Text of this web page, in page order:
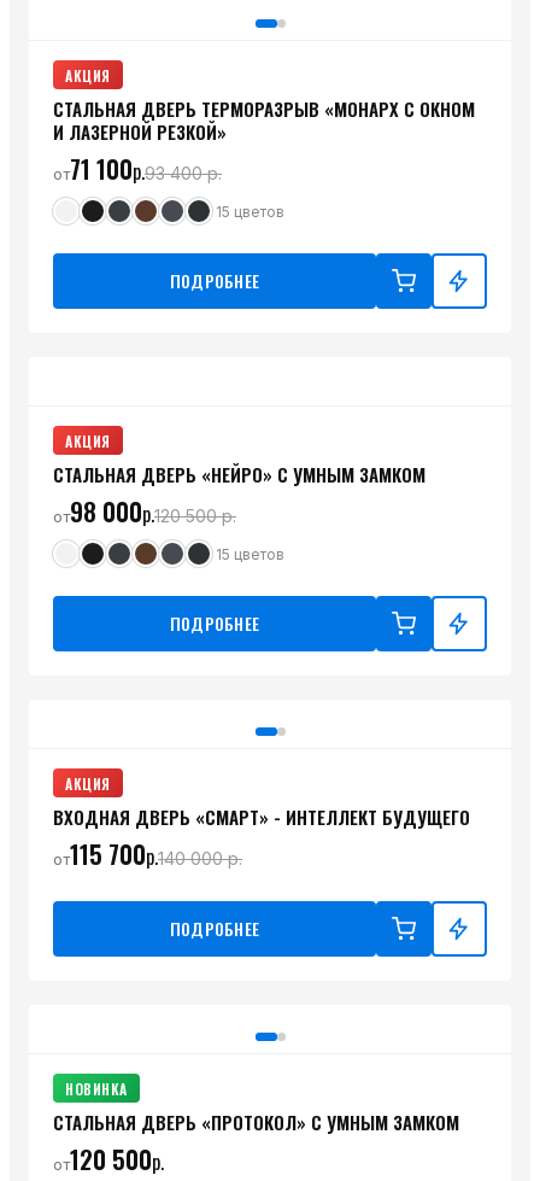
АКЦИЯ
СТАЛЬНАЯ ДВЕРЬ ТЕРМОРАЗРЫВ «МОНАРХ С ОКНОМ
И ЛАЗЕРНОЙ РЕЗКОЙ»
от71 100р.93 400р.
15 цветов
ПОДРОБНЕЕ
АКЦИЯ
СТАЛЬНАЯ ДВЕРЬ «НЕЙРО» С УМНЫМ ЗАМКОМ
от98 000р.120 500р.
15 цветов
ПОДРОБНЕЕ
АКЦИЯ
ВХОДНАЯ ДВЕРЬ «СМАРТ» - ИНТЕЛЛЕКТ БУДУЩЕГО
от115 700р.140 000р.
ПОДРОБНЕЕ
НОВИНКА
СТАЛЬНАЯ ДВЕРЬ «ПРОТОКОЛ» С УМНЫМ ЗАМКОМ
от120 500р.